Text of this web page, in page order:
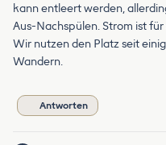
kann entleert werden,
Aus-Nachspülen. Strom ist
Wir nutzen den Platz seit
Wandern.
Antworten